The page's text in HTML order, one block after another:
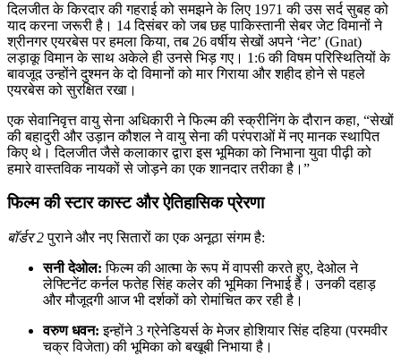
दिलजीत के किरदार की गहराई को समझने के लिए 1971 की उस सर्द सुबह को
याद करना जरूरी है। 14 दिसंबर को जब छह पाकिस्तानी सेबर जेट विमानों ने
श्रीनगर एयरबेस पर हमला किया, तब 26 वर्षीय सेखों अपने ‘नेट’ (Gnat)
लड़ाकू विमान के साथ अकेले ही उनसे भिड़ गए। 1:6 की विषम परिस्थितियों के
बावजूद उन्होंने दुश्मन के दो विमानों को मार गिराया और शहीद होने से पहले
एयरबेस को सुरक्षित रखा।
एक सेवानिवृत्त वायु सेना अधिकारी ने फिल्म की स्क्रीनिंग के दौरान कहा, “सेखों
की बहादुरी और उड़ान कौशल ने वायु सेना की परंपराओं में नए मानक स्थापित
किए थे। दिलजीत जैसे कलाकार द्वारा इस भूमिका को निभाना युवा पीढ़ी को
हमारे वास्तविक नायकों से जोड़ने का एक शानदार तरीका है।”
फिल्म की स्टार कास्ट और ऐतिहासिक प्रेरणा
बॉर्डर 2पुराने और नए सितारों का एक अनूठा संगम है:
सनी देओल: फिल्म की आत्मा के रूप में वापसी करते हुए, देओल ने
लेफ्टिनेंट कर्नल फतेह सिंह कलेर की भूमिका निभाई है। उनकी दहाड़
और मौजूदगी आज भी दर्शकों को रोमांचित कर रही है।
वरुण धवन: इन्होंने 3 ग्रेनेडियर्स के मेजर होशियार सिंह दहिया (परमवीर
चक्र विजेता) की भूमिका को बखूबी निभाया है।